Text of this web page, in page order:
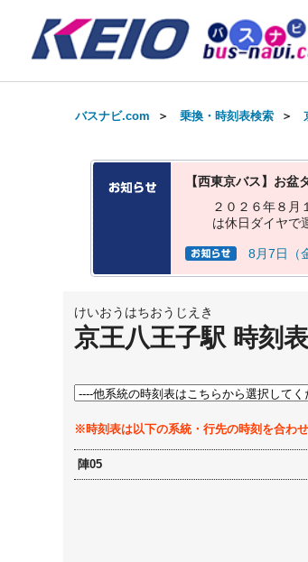
バスナビ.com ＞ 乗換・時刻表検索 ＞
【西東京バス】お盆
２ ０ ２ ６年８ 月 １
は休日 ダイヤで
8月7日（
けいおうはちおうじえき
京王八王子駅 時刻表
※時刻表は以下の系統・行先の時刻を合わ
陣05